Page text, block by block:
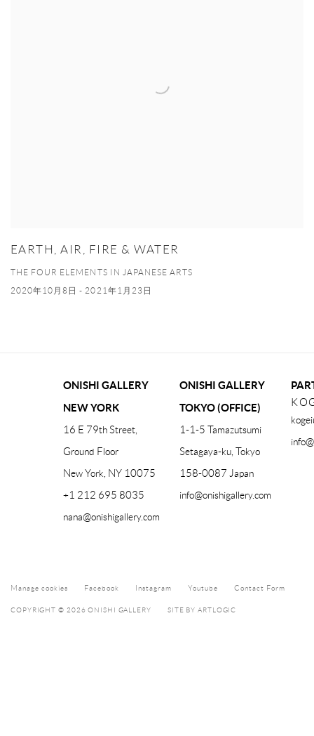
EARTH, AIR, FIRE & WATER
THE FOUR ELEMENTS IN JAPANESE ARTS
2020年10月8日 - 2021年1月23日
ONISHI GALLERY
NEW YORK
16 E 79th Street,
Ground Floor
New York, NY 10075
+1 212 695 8035
nana@onishigallery.com
ONISHI GALLERY
TOKYO (OFFICE)
1-1-5 Tamazutsumi
Setagaya-ku, Tokyo
158-0087 Japan
info@onishigallery.com
Manage cookies Facebook Instagram Youtube Contact Form
COPYRIGHT © 2026 ONISHI GALLERY SITE BY ARTLOGIC